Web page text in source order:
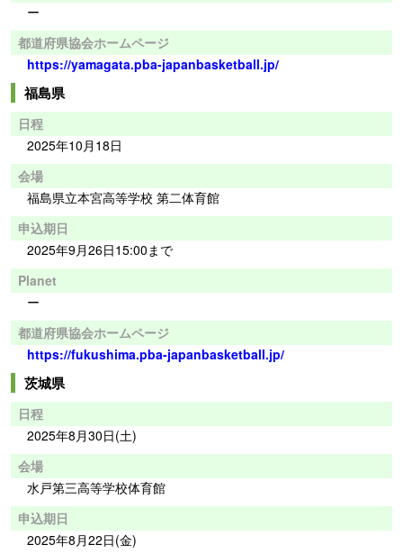
ー
都道府県協会ホームページ
https://yamagata.pba-japanbasketball.jp/
福島県
日程
2025年10月18日
会場
福島県立本宮高等学校 第二体育館
申込期日
2025年9月26日15:00まで
Planet
ー
都道府県協会ホームページ
https://fukushima.pba-japanbasketball.jp/
茨城県
日程
2025年8月30日(土)
会場
水戸第三高等学校体育館
申込期日
2025年8月22日(金)